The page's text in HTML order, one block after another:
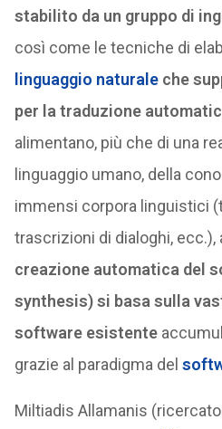
stabilito da un gruppo di
così come le tecniche di
linguaggio naturaleche
per la traduzione
alimentano, più che di una
linguaggio umano, della
immensi corpora linguistici
trascrizioni di dialoghi,
creazione automatica del
synthesis) si basa sulla
software esistente
grazie al paradigma del
Miltiadis Allamanis